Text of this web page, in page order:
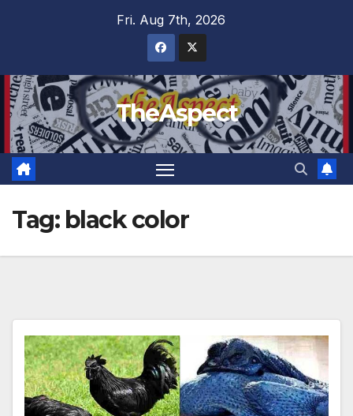
Fri. Aug 7th, 2026
TheAspect
Tag: black color